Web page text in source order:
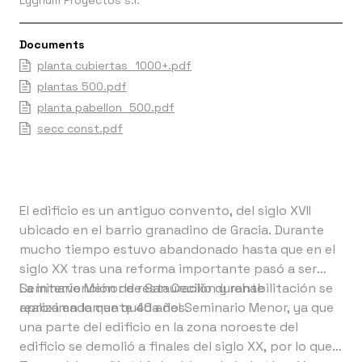
Documents
planta cubiertas_1000+.pdf
plantas 500.pdf
planta pabellon_500.pdf
secc const.pdf
El edificio es un antiguo convento, del siglo XVII
ubicado en el barrio granadino de Gracia. Durante
mucho tiempo estuvo abandonado hasta que en el
siglo XX tras una reforma importante pasó a ser
Seminario Menor de San Cecilio durante
aproximadamente 40 años.
La intervención de restauración y rehabilitación se
realiza en lo que queda del Seminario Menor, ya que
una parte del edificio en la zona noroeste del
edificio se demolió a finales del siglo XX, por lo que